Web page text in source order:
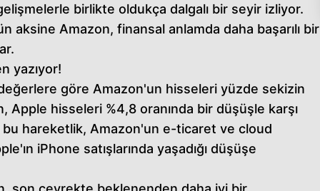
birlikte oldukça dalgalı bir seyir izliyor.
aksine Amazon, finansal anlamda daha başarılı bir
yazıyor!
göre Amazon'un hisseleri yüzde sekizin
hisseleri %4,8 oranında bir düşüşle karşı
bu hareketlik, Amazon'un e-ticaret ve cloud
iPhone satışlarında yaşadığı düşüşe